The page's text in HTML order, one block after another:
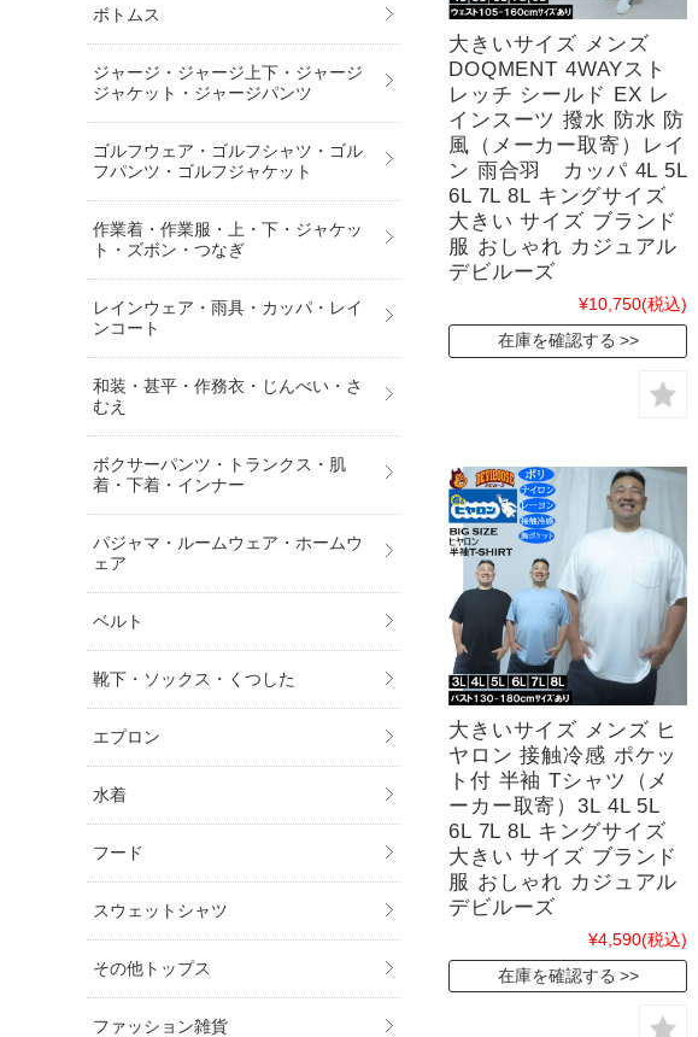
大きいサイズ メンズ
DOQMENT 4WAYスト
レッチ シールド EX レ
インスーツ 撥水 防水 防
風（メーカー取寄）レイ
ン 雨合羽 カッパ 4L 5L
6L 7L 8L キングサイズ
大きい サイズ ブランド
服 おしゃれ カジュアル
デビルーズ
¥10,750(税込)
在庫を確認する
大きいサイズ メンズ ヒ
ヤロン 接触冷感 ポケッ
ト付 半袖 Tシャツ（メ
ーカー取寄）3L 4L 5L
6L 7L 8L キングサイズ
大きい サイズ ブランド
服 おしゃれ カジュアル
デビルーズ
¥4,590(税込)
在庫を確認する
ボトムス
ジャージ・ジャージ上下・ジャージ
ジャケット・ジャージパンツ
ゴルフウェア・ゴルフシャツ・ゴル
フパンツ・ゴルフジャケット
作業着・作業服・上・下・ジャケッ
ト・ズボン・つなぎ
レインウェア・雨具・カッパ・レイ
ンコート
和装・甚平・作務衣・じんべい・さ
むえ
ボクサーパンツ・トランクス・肌
着・下着・インナー
パジャマ・ルームウェア・ホームウ
ェア
ベルト
靴下・ソックス・くつした
エプロン
水着
フード
スウェットシャツ
その他トップス
ファッション雑貨